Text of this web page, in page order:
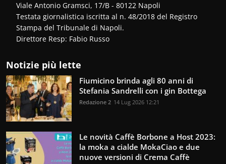
Viale Antonio Gramsci, 17/B - 80122 Napoli
Testata giornalistica iscritta al n. 48/2018 del Registro
Stampa del Tribunale di Napoli.
Direttore Resp: Fabio Russo
Notizie più lette
Fiumicino brinda agli 80 anni di
Stefania Sandrelli con i gin Bottega
Redazione 2 14 Lug 2026 12:21
Le novità Caffè Borbone a Host 2023:
la moka a cialde MokaCiao e due
nuove versioni di Crema Caffè